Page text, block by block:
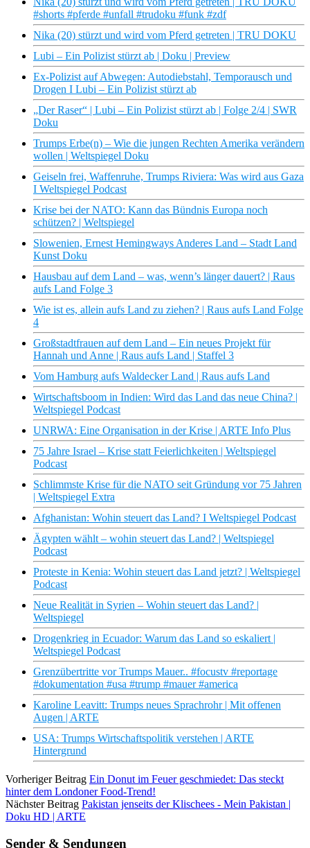
#shorts #pferde #unfall #trudoku #funk #zdf
Nika (20) stürzt und wird vom Pferd getreten | TRU DOKU
Lubi – Ein Polizist stürzt ab | Doku | Preview
Ex-Polizist auf Abwegen: Autodiebstahl, Temporausch und
Drogen I Lubi – Ein Polizist stürzt ab
„Der Raser“ | Lubi – Ein Polizist stürzt ab | Folge 2/4 | SWR
Doku
Trumps Erbe(n) – Wie die jungen Rechten Amerika verändern
wollen | Weltspiegel Doku
Geiseln frei, Waffenruhe, Trumps Riviera: Was wird aus Gaza
I Weltspiegel Podcast
Krise bei der NATO: Kann das Bündnis Europa noch
schützen? | Weltspiegel
Slowenien, Ernest Hemingways Anderes Land – Stadt Land
Kunst Doku
Hausbau auf dem Land – was, wenn’s länger dauert? | Raus
aufs Land Folge 3
Wie ist es, allein aufs Land zu ziehen? | Raus aufs Land Folge
4
Großstadtfrauen auf dem Land – Ein neues Projekt für
Hannah und Anne | Raus aufs Land | Staffel 3
Vom Hamburg aufs Waldecker Land | Raus aufs Land
Wirtschaftsboom in Indien: Wird das Land das neue China? |
Weltspiegel Podcast
UNRWA: Eine Organisation in der Krise | ARTE Info Plus
75 Jahre Israel – Krise statt Feierlichkeiten | Weltspiegel
Podcast
Schlimmste Krise für die NATO seit Gründung vor 75 Jahren
| Weltspiegel Extra
Afghanistan: Wohin steuert das Land? I Weltspiegel Podcast
Ägypten wählt – wohin steuert das Land? | Weltspiegel
Podcast
Proteste in Kenia: Wohin steuert das Land jetzt? | Weltspiegel
Podcast
Neue Realität in Syrien – Wohin steuert das Land? |
Weltspiegel
Drogenkrieg in Ecuador: Warum das Land so eskaliert |
Weltspiegel Podcast
Grenzübertritte vor Trumps Mauer.. #focustv #reportage
#dokumentation #usa #trump #mauer #america
Karoline Leavitt: Trumps neues Sprachrohr | Mit offenen
Augen | ARTE
USA: Trumps Wirtschaftspolitik verstehen | ARTE
Hintergrund
Vorheriger Beitrag Ein Donut im Feuer geschmiedet: Das steckt
hinter dem Londoner Food-Trend!
Nächster Beitrag Pakistan jenseits der Klischees - Mein Pakistan |
Doku HD | ARTE
Sender & Sendungen